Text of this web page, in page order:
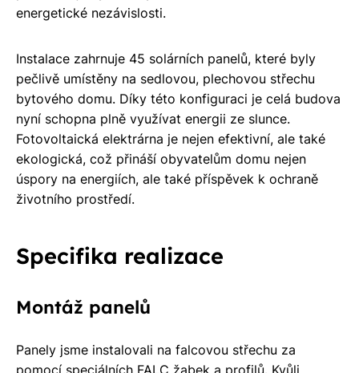
Rádi
zdarma
pošleme,
na co
máte
nárok.
Stačí
nám dát
vědět -
nestojí.
energetické nezávislosti.
Instalace zahrnuje 45 solárních panelů, které byly
pečlivě umístěny na sedlovou, plechovou střechu
bytového domu. Díky této konfiguraci je celá budova
nyní schopna plně využívat energii ze slunce.
Fotovoltaická elektrárna je nejen efektivní, ale také
ekologická, což přináší obyvatelům domu nejen
úspory na energiích, ale také příspěvek k ochraně
životního prostředí.
Specifika realizace
Montáž panelů
Panely jsme instalovali na falcovou střechu za
pomocí speciálních FALC žabek a profilů. Kvůli